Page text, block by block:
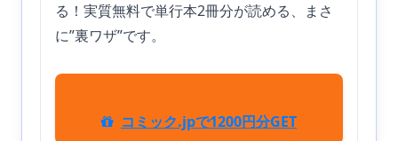
る！実質無料で単行本2冊分が読める、まさ
に”裏ワザ”です。
コミック.jpで1200円分GET